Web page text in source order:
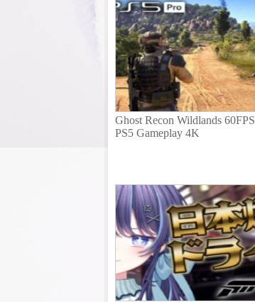
Ghost Recon Wildlands 60FPS
PS5 Gameplay 4K